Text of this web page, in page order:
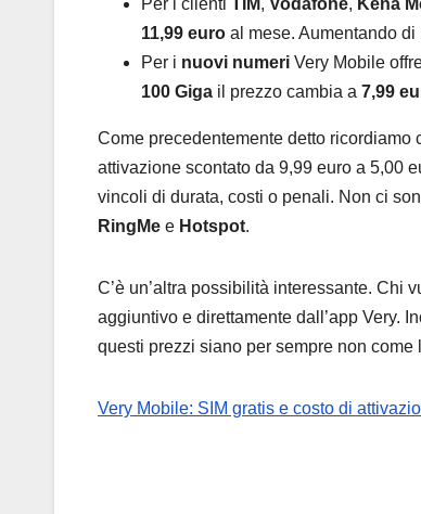
11,99 euro al mese. Aumentando di
Per i nuovi numeri Very Mobile
100 Giga il prezzo cambia a 7,99
Come precedentemente detto ricordiamo
attivazione scontato da 9,99 euro a 5,00
vincoli di durata, costi o penali. Non ci
RingMe e Hotspot.
C’è un’altra possibilità interessante. Chi
aggiuntivo e direttamente dall’app Very.
questi prezzi siano per sempre non come
Very Mobile: SIM gratis e costo di